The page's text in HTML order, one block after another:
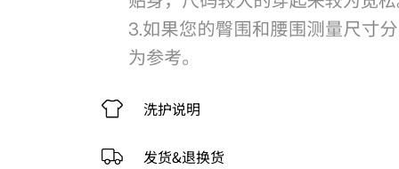
洗护说明
发货&退换货